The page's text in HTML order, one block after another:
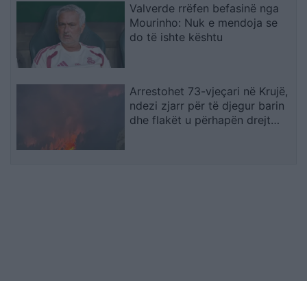
Valverde rrëfen befasinë nga
Mourinho: Nuk e mendoja se
do të ishte kështu
Arrestohet 73-vjeçari në Krujë,
ndezi zjarr për të djegur barin
dhe flakët u përhapën drejt